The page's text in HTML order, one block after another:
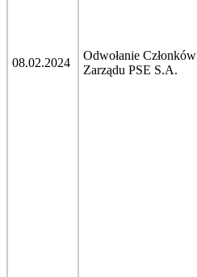
08.02.2024
Odwołanie Członków
Zarządu PSE S.A.